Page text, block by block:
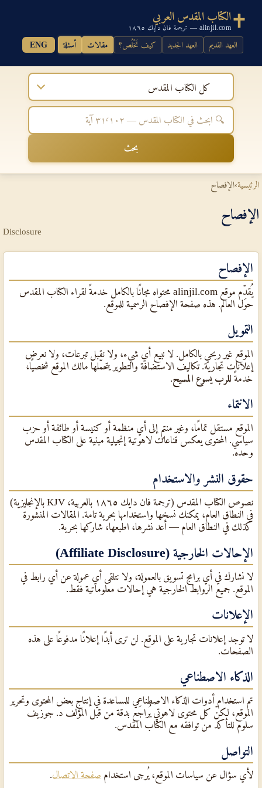
الكتاب المقدس العربي
alinjil.com — ترجمة فان دايك ١٨٦٥
العهد القديم العهد الجديد كيف تَخْلُص؟ مقالات أسئلة ENG
كل الكتاب المقدس
بحث
الرئيسية›الإفصاح
الإفصاح
Disclosure
الإفصاح
يُقدِّم موقع alinjil.com محتواه مجانًا بالكامل خدمةً لقراء الكتاب المقدس
حول العالم. هذه صفحة الإفصاح الرسمية للموقع.
التمويل
الموقع غير ربحي بالكامل. لا نبيع أي شيء، ولا نقبل تبرعات، ولا نعرض
إعلانات تجارية. تكاليف الاستضافة والتطوير يتحمّلها مالك الموقع شخصيًا،
خدمةً للرب يسوع المسيح.
الانتماء
الموقع مستقل تمامًا، وغير منتمٍ إلى أي منظمة أو كنيسة أو طائفة أو حزب
سياسي. المحتوى يعكس قناعات لاهوتية إنجيلية مبنية على الكتاب المقدس
وحده.
حقوق النشر والاستخدام
نصوص الكتاب المقدس (ترجمة فان دايك ١٨٦٥ بالعربية، KJV بالإنجليزية)
في النطاق العام، يمكنك نسخها واستخدامها بحرية تامة. المقالات المنشورة
كذلك في النطاق العام — أعد نشرها، اطبعها، شاركها بحرية.
الإحالات الخارجية (Affiliate Disclosure)
لا نشارك في أي برامج تسويق بالعمولة، ولا نتلقى أي عمولة عن أي رابط في
الموقع. جميع الروابط الخارجية هي إحالات معلوماتية فقط.
الإعلانات
لا توجد إعلانات تجارية على الموقع. لن ترى أبدًا إعلانًا مدفوعًا على هذه
الصفحات.
الذكاء الاصطناعي
تم استخدام أدوات الذكاء الاصطناعي للمساعدة في إنتاج بعض المحتوى وتحرير
الموقع، لكنّ كل محتوى لاهوتي يُراجَع بدقة من قبل المؤلف د. جوزيف
سلوم للتأكد من توافقه مع الكتاب المقدس.
التواصل
لأي سؤال عن سياسات الموقع، يُرجى استخدام صفحة الاتصال.